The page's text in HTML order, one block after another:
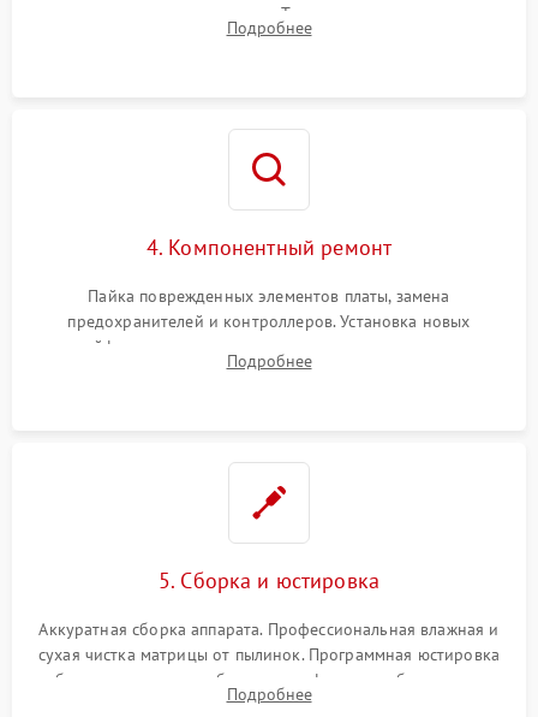
питания и картоприемника. Тестирование механизма
затвора и блока внутрикамерной стабилизации.
Подробнее
4. Компонентный ремонт
Пайка поврежденных элементов платы, замена
предохранителей и контроллеров. Установка новых
шлейфов, дисплея, механизма затвора или двигателя
автофокуса. Восстановление геометрии тубуса объектива
Подробнее
5. Сборка и юстировка
Аккуратная сборка аппарата. Профессиональная влажная и
сухая чистка матрицы от пылинок. Программная юстировка
рабочего отрезка, калибровка автофокуса, стабилизатора и
экспозамера с помощью сервисного ПО.
Подробнее